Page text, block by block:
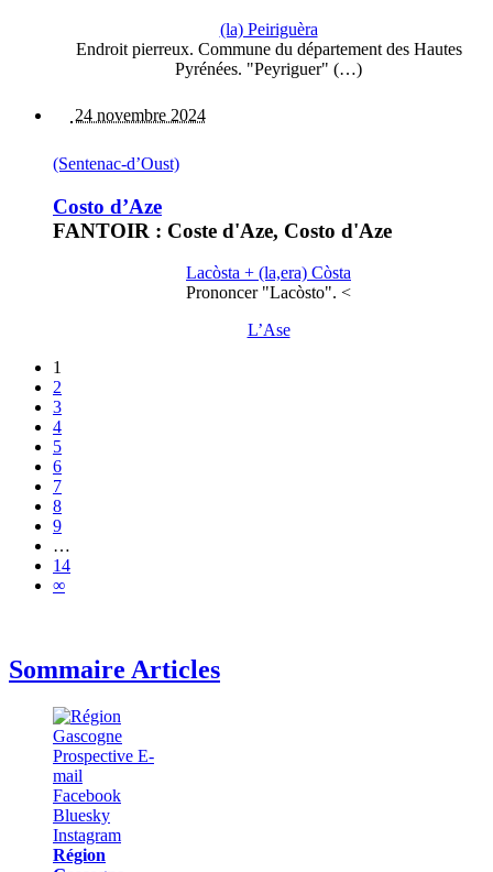
(la) Peiriguèra
Endroit pierreux. Commune du département des Hautes
Pyrénées. "Peyriguer" (…)
24 novembre 2024
(Sentenac-d’Oust)
Costo d’Aze
FANTOIR : Coste d'Aze, Costo d'Aze
Lacòsta + (la,era) Còsta
Prononcer "Lacòsto". <
L’Ase
1
2
3
4
5
6
7
8
9
…
14
∞
Sommaire Articles
Région